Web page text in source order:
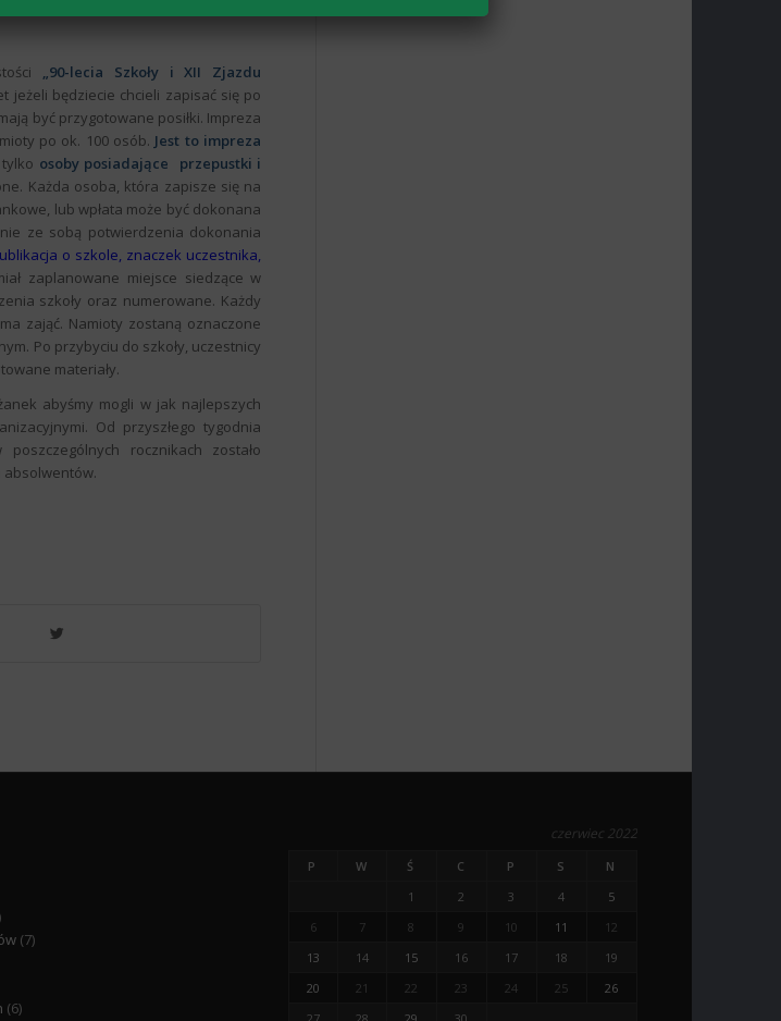
„90-lecia Szkoły i XII Zjazdu
jeżeli będziecie chcieli zapisać się po
być przygotowane posiłki. Impreza
po ok. 100 osób. Jest to impreza
osoby posiadające przepustki i
Każda osoba, która zapisze się na
lub wpłata może być dokonana
ze sobą potwierdzenia dokonania
o szkole, znaczek uczestnika,
zaplanowane miejsce siedzące w
szkoły oraz numerowane. Każdy
zająć. Namioty zostaną oznaczone
Po przybyciu do szkoły, uczestnicy
materiały.
abyśmy mogli w jak najlepszych
Od przyszłego tygodnia
rocznikach zostało
(7)
(6)
czerwiec 2022
P W Ś C P S
N
1
2 3 4
5
6
7 8 9 10 11
12
13
14 15 16 17 18
19
20
21 22 23 24 25
26